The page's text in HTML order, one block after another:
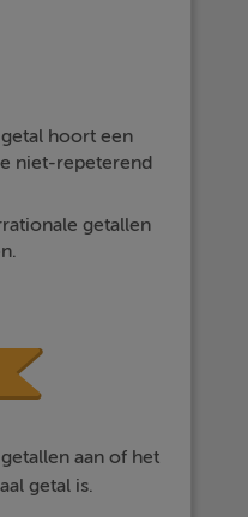
hoort een
niet-repeterend
getallen
aan of het
getal is.